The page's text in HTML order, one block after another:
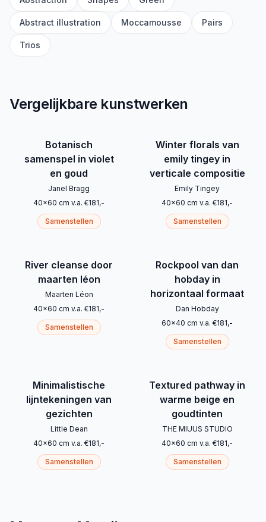
Abstract illustration Moccamousse Pairs
Trios
Vergelijkbare kunstwerken
Botanisch
samenspel in violet
en goud
Janel Bragg
40x60 cm v.a. €181,-
Samenstellen
Winter florals van
emily tingey in
verticale compositie
Emily Tingey
40x60 cm v.a. €181,-
Samenstellen
River cleanse door
maarten léon
Maarten Léon
40x60 cm v.a. €181,-
Samenstellen
Rockpool van dan
hobday in
horizontaal formaat
Dan Hobday
60x40 cm v.a. €181,-
Samenstellen
Minimalistische
lijntekeningen van
gezichten
Little Dean
40x60 cm v.a. €181,-
Samenstellen
Textured pathway in
warme beige en
goudtinten
THE MIUUS STUDIO
40x60 cm v.a. €181,-
Samenstellen